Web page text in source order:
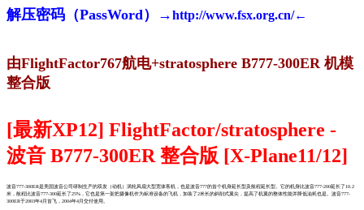
解压密码（PassWord）→http://www.fsx.org.cn/←
由FlightFactor767航电+stratosphere B777-300ER 机模
整合版
[最新XP12] FlightFactor/stratosphere -
波音 B777-300ER 整合版 [X-Plane11/12]
波音777-300ER是美国波音公司研制生产的双发（动机）涡轮风扇大型宽体客机，也是波音777的首个机身延长型及航程延长型。它的机身比波音777-200延长了10.2
米，航程比波音777-300延长了25%，它也是第一架把摄像机作为标准设备的飞机，加装了2米长的斜削式翼尖，提高了机翼的整体性能并降低油耗也是。波音777-
300ER于2003年4月首飞，2004年4月交付使用。